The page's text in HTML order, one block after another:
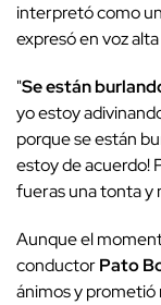
interpretó como
expresó en voz
"Se están
yo estoy
porque se están
estoy de acuerdo!
fueras una tonta y
Aunque el
conductorPato
ánimos y prometió